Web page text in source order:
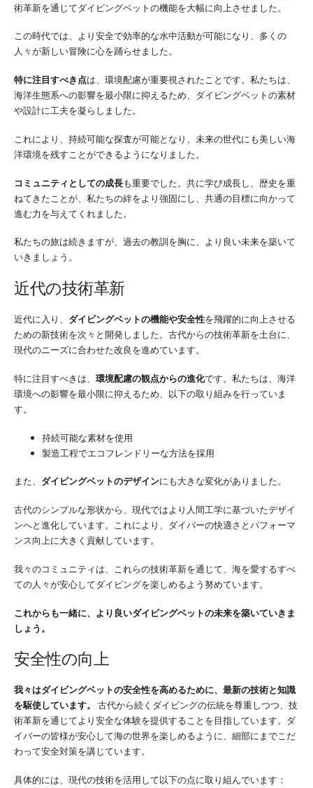
術革新を通じてダイビングベットの機能を大幅に向上させました。
この時代では、より安全で効率的な水中活動が可能になり、多くの
人々が新しい冒険に心を踊らせました。
特に注目すべき点は、環境配慮が重要視されたことです。私たちは、
海洋生態系への影響を最小限に抑えるため、ダイビングベットの素材
や設計に工夫を凝らしました。
これにより、持続可能な探査が可能となり、未来の世代にも美しい海
洋環境を残すことができるようになりました。
コミュニティとしての成長も重要でした。共に学び成長し、歴史を重
ねてきたことが、私たちの絆をより強固にし、共通の目標に向かって
進む力を与えてくれました。
私たちの旅は続きますが、過去の教訓を胸に、より良い未来を築いて
いきましょう。
近代の技術革新
近代に入り、 ダイビングベットの機能や安全性を飛躍的に向上させる
ための新技術を次々と開発しました。古代からの技術革新を土台に、
現代のニーズに合わせた改良を進めています。
特に注目すべきは、 環境配慮の観点からの進化です。私たちは、海洋
環境への影響を最小限に抑えるため、以下の取り組みを行っていま
す。
持続可能な素材を使用
製造工程でエコフレンドリーな方法を採用
また、 ダイビングベットのデザインにも大きな変化がありました。
古代のシンプルな形状から、現代ではより人間工学に基づいたデザイ
ンへと進化しています。これにより、ダイバーの快適さとパフォーマ
ンス向上に大きく貢献しています。
我々のコミュニティは、これらの技術革新を通じて、海を愛するすべ
ての人々が安心してダイビングを楽しめるよう努めています。
これからも一緒に、より良いダイビングベットの未来を築いていきま
しょう。
安全性の向上
我々はダイビングベットの安全性を高めるために、最新の技術と知識
を駆使しています。
古代から続くダイビングの伝統を尊重しつつ、技
術革新を通じてより安全な体験を提供することを目指しています。ダ
イバーの皆様が安心して海の世界を楽しめるように、細部にまでこだ
わって安全対策を講じています。
具体的には、現代の技術を活用して以下の点に取り組んでいます：